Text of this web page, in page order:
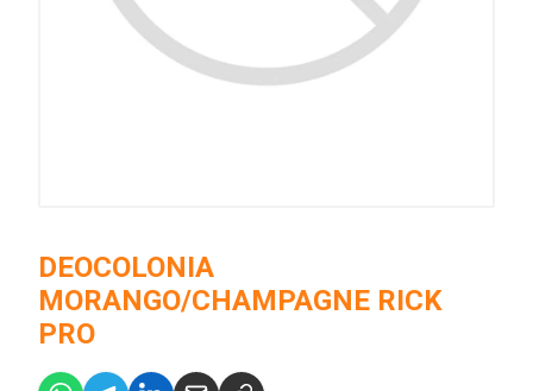
DEOCOLONIA
MORANGO/CHAMPAGNE RICK
PRO